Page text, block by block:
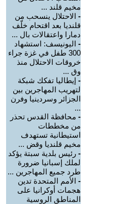
مخيم قلند ...
- الاحتلال ينسحب من
قلنديا بعد اقتحام خلّف
دمارا واعتقالات بال ...
- اليونيسف: استشهاد
300 طفل في غزة جراء
خروقات الاحتلال منذ
وق ...
- إيطاليا تفكك شبكة
لتهريب المهاجرين بين
الجزائر وسردينيا وفرن
...
- محافظة القدس تحذر
من مخططات
استيطانية تستهدف
مخيم قلنديا وقض ...
- رئيس بلدية سبتة يؤكد
لملك إسبانيا ضرورة
طرد جميع المهاجرين ...
- الأمم المتحدة تدين
هجمات أوكرانيا على
المناطق الروسية